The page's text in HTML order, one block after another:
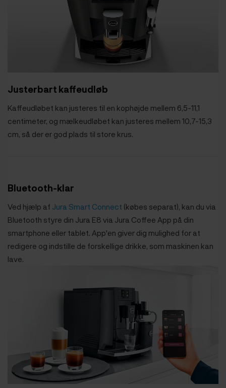
Justerbart kaffeudløb
Kaffeudløbet kan justeres til en kophøjde mellem 6,5-11,1
centimeter, og mælkeudløbet kan justeres mellem 10,7-15,3
cm, så der er god plads til store krus.
Bluetooth-klar
Ved hjælp af Jura Smart Connect (købes separat), kan du via
Bluetooth styre din Jura E8 via Jura Coffee App på din
smartphone eller tablet. App'en giver dig mulighed for at
redigere og indstille de forskellige drikke, som maskinen kan
lave.